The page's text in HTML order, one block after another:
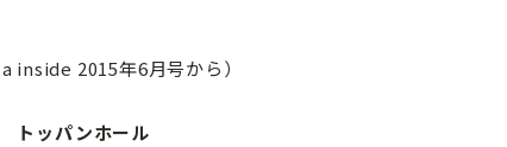
inside 2015年6月号から）
ッパンホール